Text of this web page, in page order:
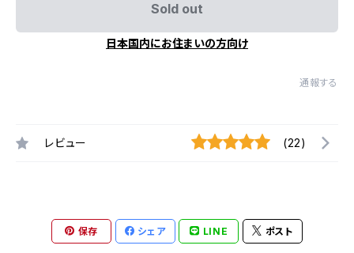
Sold out
日本国内にお住まいの方向け
通報する
レビュー (22)
保存 シェア LINE ポスト